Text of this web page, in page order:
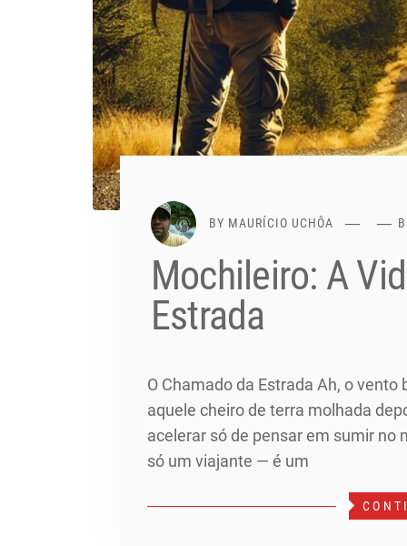
BY MAURÍCIO UCHÔA
Mochileiro: A
Estrada
O Chamado da Estrada Ah, o
aquele cheiro de terra molhada
acelerar só de pensar em sumir no
só um viajante — é um